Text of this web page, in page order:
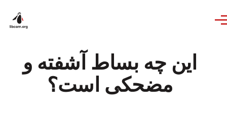
این چه بساط آشفته و
مضحکی است؟